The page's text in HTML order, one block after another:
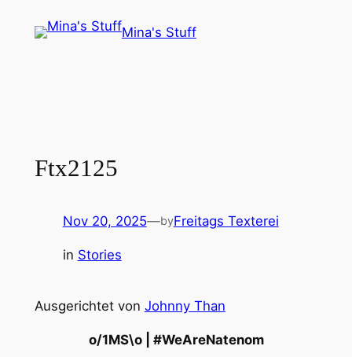
Mina's Stuff
Ftx2125
Nov 20, 2025—byFreitags Texterei
in Stories
Ausgerichtet von Johnny Than
o/1MS\o | #⁣WeAreNatenom